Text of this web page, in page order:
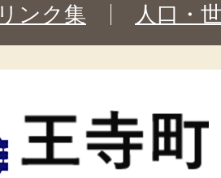
リンク集 人口・